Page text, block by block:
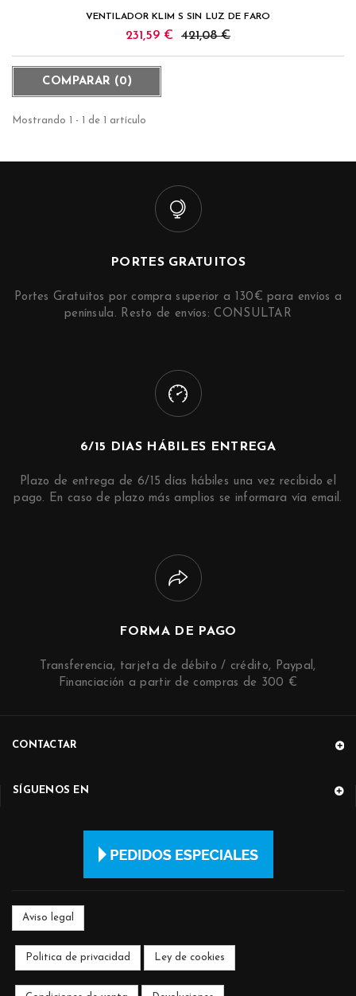
VENTILADOR KLIM S SIN LUZ DE FARO
231,59 € 421,08 €
COMPARAR ( 0 )
Mostrando 1 - 1 de 1 artículo
PORTES GRATUITOS
Portes Gratuitos por compra superior a 130€ para envíos a
península. Resto de envíos: CONSULTAR
6/15 DIAS HÁBILES ENTREGA
Plazo de entrega de 6/15 días hábiles una vez recibido el
pago. En caso de plazo más amplios se informara vía email.
FORMA DE PAGO
Transferencia, tarjeta de débito / crédito, Paypal,
Financiación a partir de compras de 300 €
CONTACTAR
SÍGUENOS EN
Aviso legal
Politica de privacidad Ley de cookies